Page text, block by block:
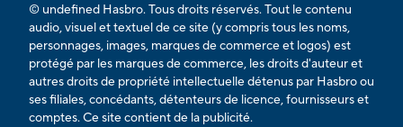
© undefined Hasbro. Tous droits réservés. Tout le contenu
audio, visuel et textuel de ce site (y compris tous les noms,
personnages, images, marques de commerce et logos) est
protégé par les marques de commerce, les droits d'auteur et
autres droits de propriété intellectuelle détenus par Hasbro ou
ses filiales, concédants, détenteurs de licence, fournisseurs et
comptes. Ce site contient de la publicité.